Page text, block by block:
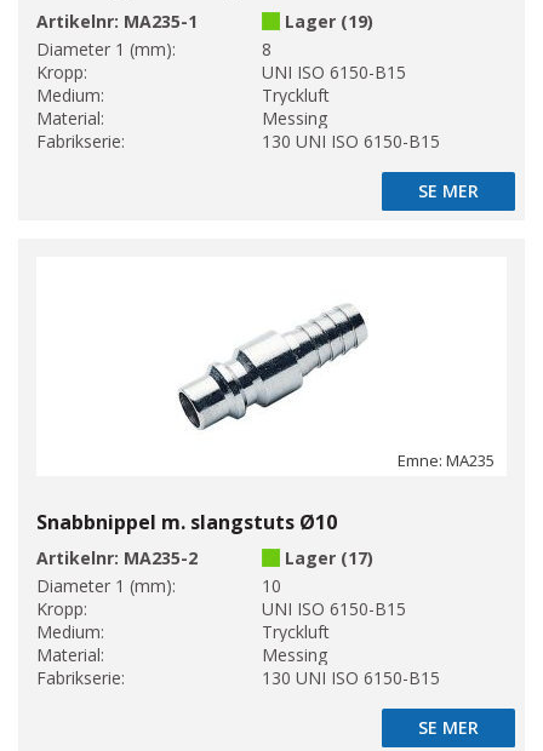
Artikelnr: MA235-1
Lager (19)
Diameter 1 (mm):
8
Kropp:
UNI ISO 6150-B15
Medium:
Tryckluft
Material:
Messing
Fabrikserie:
130 UNI ISO 6150-B15
SE MER
SE MER
Emne: MA235
Snabbnippel m. slangstuts Ø10
Artikelnr: MA235-2
Lager (17)
Diameter 1 (mm):
10
Kropp:
UNI ISO 6150-B15
Medium:
Tryckluft
Material:
Messing
Fabrikserie:
130 UNI ISO 6150-B15
SE MER
SE MER